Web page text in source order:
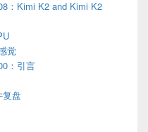
：Kimi K2 and Kimi K2
觉
：引言
盘